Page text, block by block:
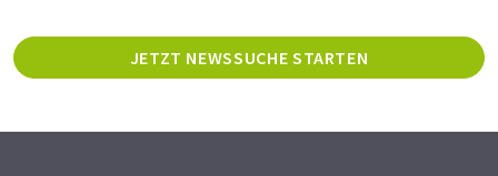
JETZT NEWSSUCHE STARTEN